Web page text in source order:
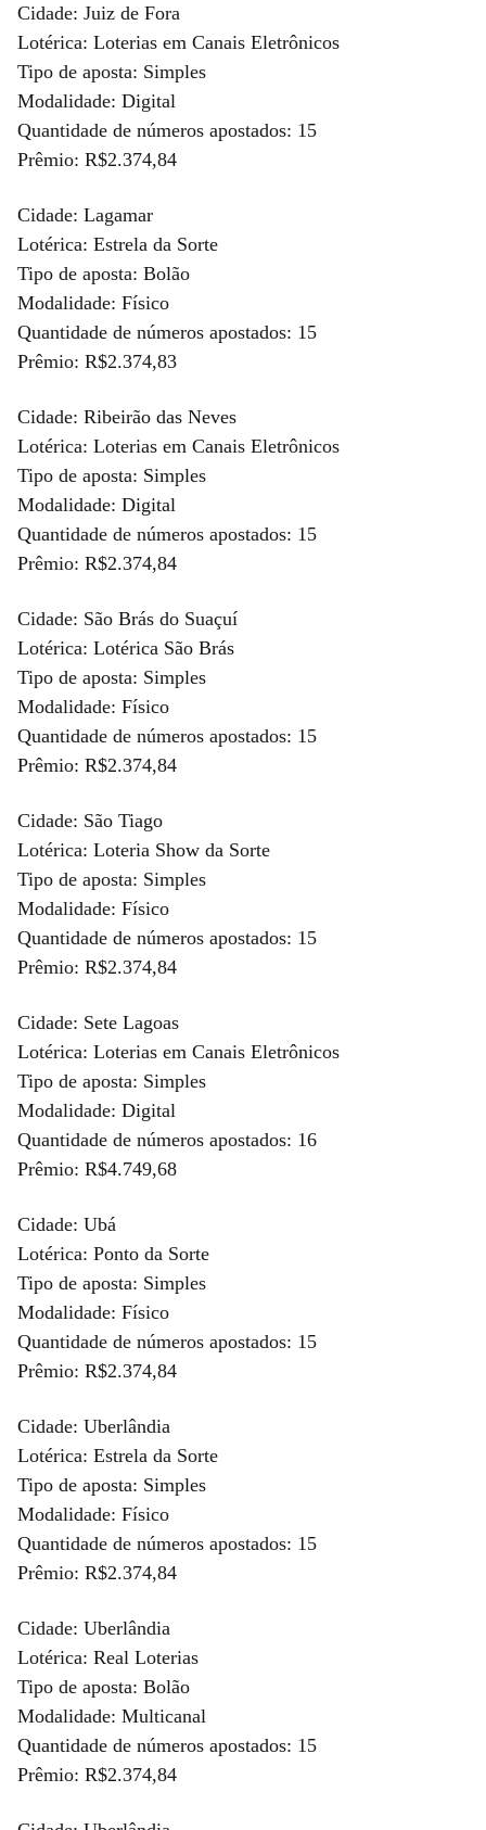
Cidade: Juiz de Fora
Lotérica: Loterias em Canais Eletrônicos
Tipo de aposta: Simples
Modalidade: Digital
Quantidade de números apostados: 15
Prêmio: R$2.374,84
Cidade: Lagamar
Lotérica: Estrela da Sorte
Tipo de aposta: Bolão
Modalidade: Físico
Quantidade de números apostados: 15
Prêmio: R$2.374,83
Cidade: Ribeirão das Neves
Lotérica: Loterias em Canais Eletrônicos
Tipo de aposta: Simples
Modalidade: Digital
Quantidade de números apostados: 15
Prêmio: R$2.374,84
Cidade: São Brás do Suaçuí
Lotérica: Lotérica São Brás
Tipo de aposta: Simples
Modalidade: Físico
Quantidade de números apostados: 15
Prêmio: R$2.374,84
Cidade: São Tiago
Lotérica: Loteria Show da Sorte
Tipo de aposta: Simples
Modalidade: Físico
Quantidade de números apostados: 15
Prêmio: R$2.374,84
Cidade: Sete Lagoas
Lotérica: Loterias em Canais Eletrônicos
Tipo de aposta: Simples
Modalidade: Digital
Quantidade de números apostados: 16
Prêmio: R$4.749,68
Cidade: Ubá
Lotérica: Ponto da Sorte
Tipo de aposta: Simples
Modalidade: Físico
Quantidade de números apostados: 15
Prêmio: R$2.374,84
Cidade: Uberlândia
Lotérica: Estrela da Sorte
Tipo de aposta: Simples
Modalidade: Físico
Quantidade de números apostados: 15
Prêmio: R$2.374,84
Cidade: Uberlândia
Lotérica: Real Loterias
Tipo de aposta: Bolão
Modalidade: Multicanal
Quantidade de números apostados: 15
Prêmio: R$2.374,84